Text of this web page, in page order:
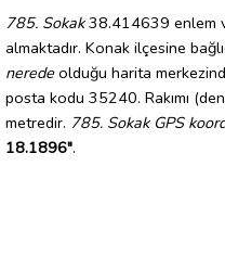
785. Sokak38.414639 enlem
almaktadır. Konak ilçesine
nerede olduğu harita
posta kodu 35240. Rakımı
metredir. 785. Sokak GPS
18.1896".